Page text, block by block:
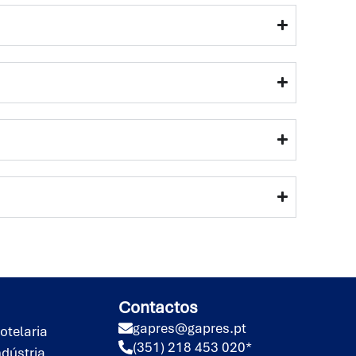
Contactos
gapres@gapres.pt
(351) 218 453 020*